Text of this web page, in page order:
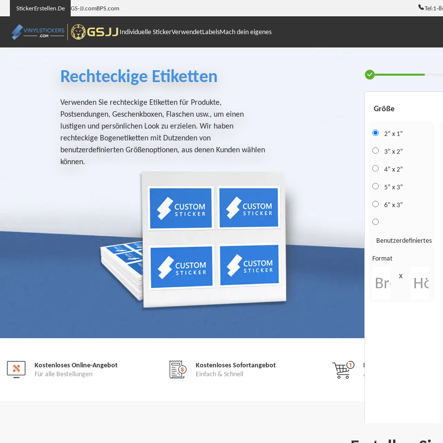
StickerErstellen.De GS-JJ.comBPS.com Tel:1-
Individuelle StickerVerwendetLabelsMach dein eigenes
Größe
2” x 1”
3” x 2”
4” x 2”
5” x 3”
6” x 3”
Benutzerdefiniertes
Format
X
Kostenloses Online-Angebot
Für alle Bestellungen
Kostenloses Sofortangebot
Einfach & Schnell
Kein Mindestbestellwert
Alle benutzerdefinierten
Rechteckige Etiketten
Verwenden Sie rechteckige Etiketten für Produkte,
Postsendungen, Geschenkboxen, Flaschen usw., um einen
lustigen und persönlichen Look zu erzielen. Wir haben
rechteckige Bogenetiketten mit Dutzenden von
benutzerdefinierten Größenoptionen, aus denen Kunden wählen
können.